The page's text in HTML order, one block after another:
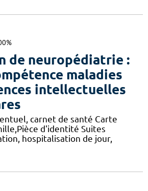
de neuropédiatrie :
maladies
intellectuelles
carnet de santé Carte
d'identité Suites
hospitalisation de jour,